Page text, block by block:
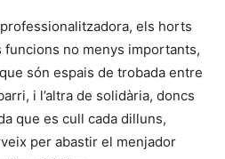
els horts
no menys importants,
són espais de trobada entre
i l’altra de solidària, doncs
que es cull cada dilluns,
per abastir el menjador